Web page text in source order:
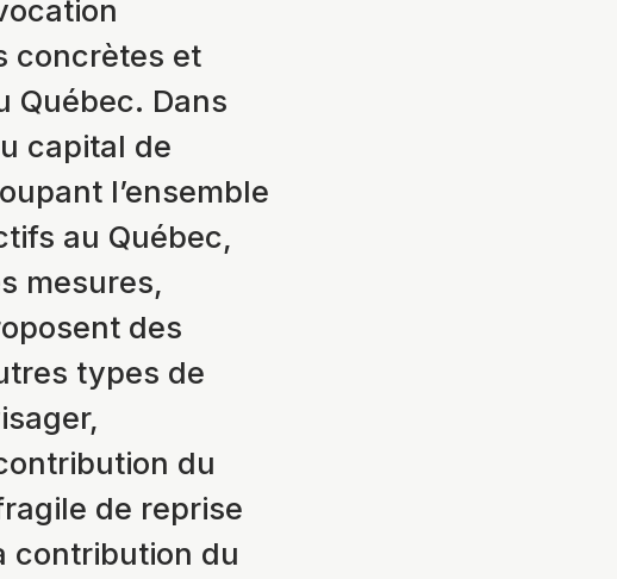
concrètes et
Québec. Dans
capital de
l’ensemble
au Québec,
mesures,
des
types de
du
de reprise
contribution du